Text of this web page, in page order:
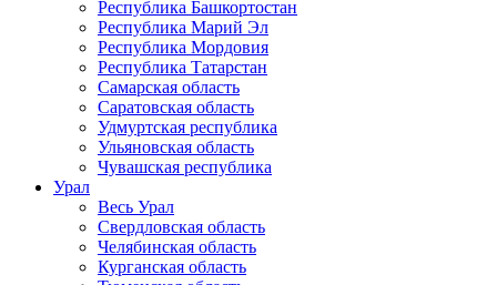
Республика Башкортостан
Республика Марий Эл
Республика Мордовия
Республика Татарстан
Самарская область
Саратовская область
Удмуртская республика
Ульяновская область
Чувашская республика
Урал
Весь Урал
Свердловская область
Челябинская область
Курганская область